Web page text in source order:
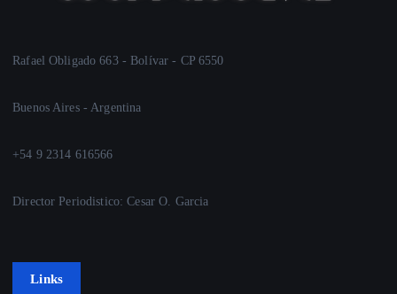
Rafael Obligado 663 - Bolívar - CP 6550
Buenos Aires - Argentina
+54 9 2314 616566
Director Periodistico: Cesar O. Garcia
Links